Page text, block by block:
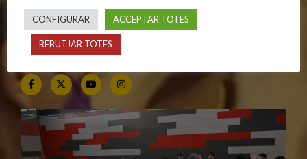
Partits a casa
Contacte
SEGUEIX-NOS
CONFIGURAR ACCEPTAR TOTES
REBUTJAR TOTES